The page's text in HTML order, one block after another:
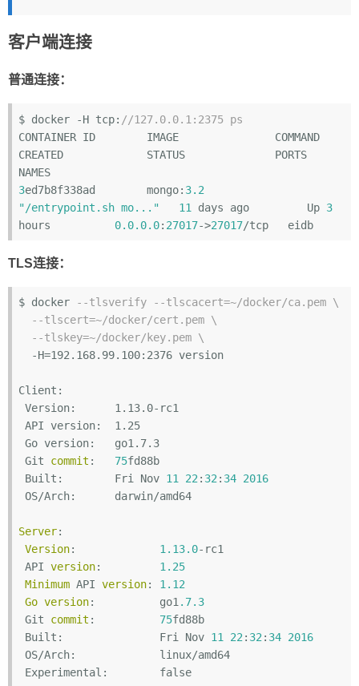
客户端连接
普通连接：
$ docker -H tcp: //127.0.0.1:2375 ps
CONTAINER ID        IMAGE               COMMAND
CREATED             STATUS              PORTS
3ed7b8f338ad        mongo: 3.2
"/entrypoint.sh mo..."
11 days ago         Up 3
hours 0.0.0.0: 27017->27017
TLS连接：
$ docker
--tlsverify --tlscacert=~/docker/ca.pem \
--tlscert=~/docker/cert.pem \
--tlskey=~/docker/key.pem \
Client:
Version:      1.13.0-rc1
API version:  1.25
Go version:   go1.7.3
Git commit : 75fd88b
Built:        Fri Nov 11 22: 32: 34 2016
OS/Arch:      darwin/amd64
Server:
Version: 1.13.0-rc1
API version: 1.25
Minimum API version: 1.12
Go version:          go1.7.3
Git commit : 75fd88b
Built:               Fri Nov 11 22: 32: 34 2016
OS/Arch:             linux/amd64
Experimental: false